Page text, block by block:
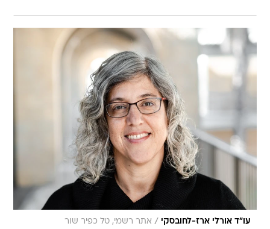
עו"ד אורלי ארז-לחובסקי / אתר רשמי, טל כפיר שור